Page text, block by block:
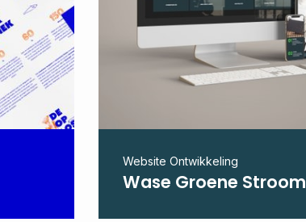
Website Ontwikkeling
Wase Groene Stroom